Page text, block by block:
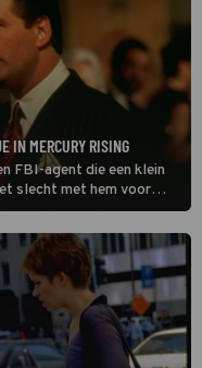
IN MERCURY RISING
FBI-agent die een klein
slecht met hem voor